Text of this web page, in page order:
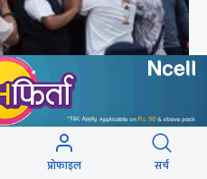
अन्त्येष्टि (तस्वीरहरू)
प्रोफाइल सर्च